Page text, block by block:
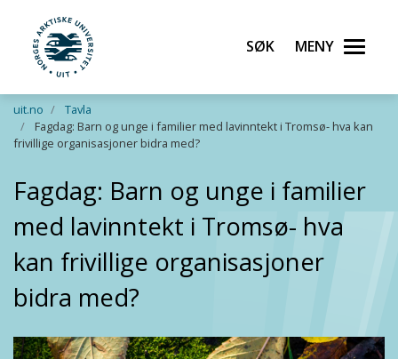
Gå til hovedinnhold
UiT Norges arktiske universitet
Søk Meny
uit.no
Tavla
Fagdag: Barn og unge i familier med lavinntekt i Tromsø- hva kan
frivillige organisasjoner bidra med?
Fagdag: Barn og unge i familier
med lavinntekt i Tromsø- hva
kan frivillige organisasjoner
bidra med?